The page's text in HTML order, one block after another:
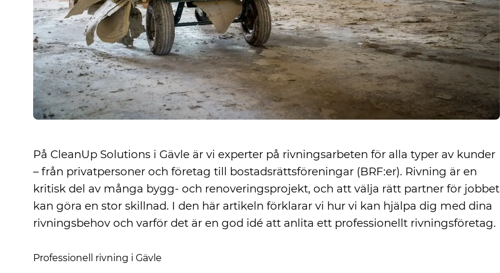
På CleanUp Solutions i Gävle är vi experter på rivningsarbeten för alla typer av kunder
– från privatpersoner och företag till bostadsrättsföreningar (BRF:er). Rivning är en
kritisk del av många bygg- och renoveringsprojekt, och att välja rätt partner för jobbet
kan göra en stor skillnad. I den här artikeln förklarar vi hur vi kan hjälpa dig med dina
rivningsbehov och varför det är en god idé att anlita ett professionellt rivningsföretag.
Professionell rivning i Gävle